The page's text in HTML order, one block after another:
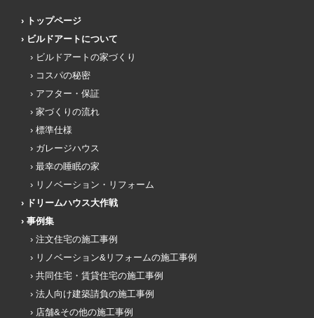
トップページ
ビルドアートについて
ビルドアートの家づくり
コスパの秘密
アフター・保証
家づくりの流れ
標準仕様
ガレージハウス
最幸の睡眠の家
リノベーション・リフォーム
ドリームハウス大作戦
事例集
注文住宅の施工事例
リノベーション&リフォームの施工事例
共同住宅・賃貸住宅の施工事例
法人向け建築請負の施工事例
店舗&その他の施工事例